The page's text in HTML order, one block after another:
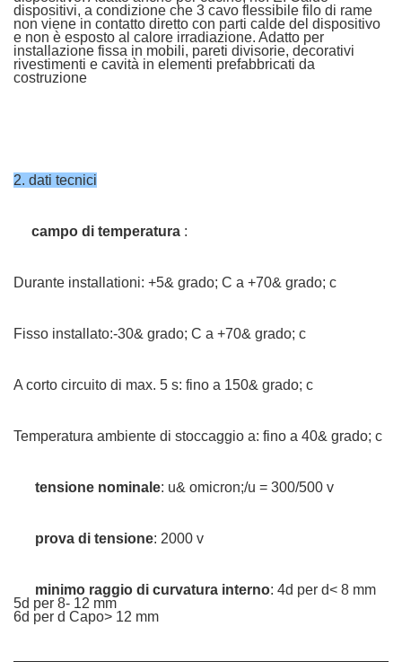
dispositivi, a condizione che 3 cavo flessibile filo di rame
non viene in contatto diretto con parti calde del dispositivo
e non è esposto al calore irradiazione. Adatto per
installazione fissa in mobili, pareti divisorie, decorativi
rivestimenti e cavità in elementi prefabbricati da
costruzione
2. dati tecnici
campo di temperatura :
Durante installationi: +5& grado; C a +70& grado; c
Fisso installato:-30& grado; C a +70& grado; c
A corto circuito di max. 5 s: fino a 150& grado; c
Temperatura ambiente di stoccaggio a: fino a 40& grado; c
tensione nominale: u& omicron;/u = 300/500 v
prova di tensione: 2000 v
minimo raggio di curvatura interno: 4d per d< 8 mm
5d per 8- 12 mm
6d per d Capo> 12 mm